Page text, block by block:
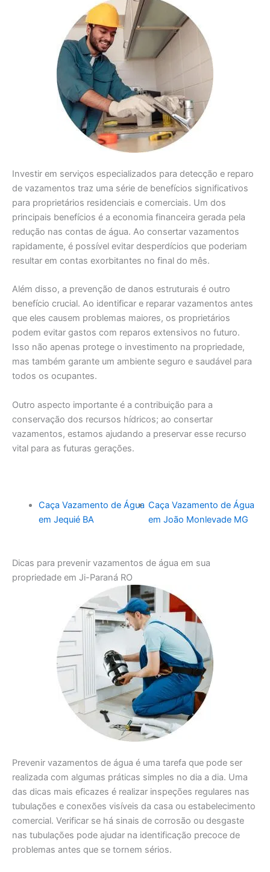
Investir em serviços especializados para detecção e reparo
de vazamentos traz uma série de benefícios significativos
para proprietários residenciais e comerciais. Um dos
principais benefícios é a economia financeira gerada pela
redução nas contas de água. Ao consertar vazamentos
rapidamente, é possível evitar desperdícios que poderiam
resultar em contas exorbitantes no final do mês.
Além disso, a prevenção de danos estruturais é outro
benefício crucial. Ao identificar e reparar vazamentos antes
que eles causem problemas maiores, os proprietários
podem evitar gastos com reparos extensivos no futuro.
Isso não apenas protege o investimento na propriedade,
mas também garante um ambiente seguro e saudável para
todos os ocupantes.
Outro aspecto importante é a contribuição para a
conservação dos recursos hídricos; ao consertar
vazamentos, estamos ajudando a preservar esse recurso
vital para as futuras gerações.
Caça Vazamento de Água
em Jequié BA
Caça Vazamento de Água
em João Monlevade MG
Dicas para prevenir vazamentos de água em sua
propriedade em Ji-Paraná RO
Prevenir vazamentos de água é uma tarefa que pode ser
realizada com algumas práticas simples no dia a dia. Uma
das dicas mais eficazes é realizar inspeções regulares nas
tubulações e conexões visíveis da casa ou estabelecimento
comercial. Verificar se há sinais de corrosão ou desgaste
nas tubulações pode ajudar na identificação precoce de
problemas antes que se tornem sérios.